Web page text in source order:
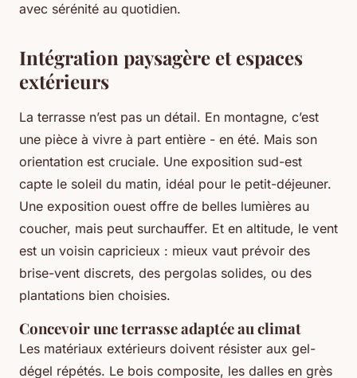
avec sérénité au quotidien.
Intégration paysagère et espaces
extérieurs
La terrasse n’est pas un détail. En montagne, c’est
une pièce à vivre à part entière - en été. Mais son
orientation est cruciale. Une exposition sud-est
capte le soleil du matin, idéal pour le petit-déjeuner.
Une exposition ouest offre de belles lumières au
coucher, mais peut surchauffer. Et en altitude, le vent
est un voisin capricieux : mieux vaut prévoir des
brise-vent discrets, des pergolas solides, ou des
plantations bien choisies.
Concevoir une terrasse adaptée au climat
Les matériaux extérieurs doivent résister aux gel-
dégel répétés. Le bois composite, les dalles en grès